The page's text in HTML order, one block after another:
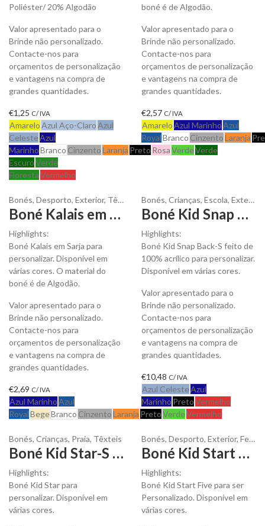
Poliéster/ 20% Algodão
Valor apresentado para o
Brinde não personalizado.
Contacte-nos para
orçamentos de personalização
e vantagens na compra de
grandes quantidades.
€1,25 C/ IVA
AmareloAzul Aço-ClaroAzul
CelesteAzul
MarinhoBranco CinzentoLaranja Preto RosaVerdeVerde
EscuroVerde
FlorestaVermelho
boné é de Algodão.
Valor apresentado para o
Brinde não personalizado.
Contacte-nos para
orçamentos de personalização
e vantagens na compra de
grandes quantidades.
€2,57 C/ IVA
AmareloAzul MarinhoAzul
RoyalBranco CinzentoLaranja
Bonés, Desporto, Exterior, Têxteis
Boné Kalais em Sarja para Adulto para Personalizar
Highlights:
Boné Kalais em Sarja para
personalizar. Disponível em
várias cores. O material do
boné é de Algodão.
Valor apresentado para o
Brinde não personalizado.
Contacte-nos para
orçamentos de personalização
e vantagens na compra de
grandes quantidades.
€2,69 C/ IVA
Azul MarinhoAzul
RoyalBegeBranco CinzentoLaranja PretoVerdeVermelho
Bonés, Crianças, Escola, Exterior
Boné Kid Snap Back-S para Personalizar
Highlights:
Boné Kid Snap Back-S feito de
100% acrílico para personalizar.
Disponível em várias cores.
Valor apresentado para o
Brinde não personalizado.
Contacte-nos para
orçamentos de personalização
e vantagens na compra de
grandes quantidades.
€10,48 C/ IVA
Azul CelesteAzul
Marinho PretoVermelho
Bonés, Crianças, Praia, Têxteis
Boné Kid Star-S para Personalizar
Highlights:
Boné Kid Star para
personalizar. Disponível em
várias cores.
Bonés, Desporto, Exterior, Festas e Eventos
Boné Kid Start Five para ser Personalizado
Highlights:
Boné Kid Start Five para ser
Personalizado. Disponível em
várias cores.